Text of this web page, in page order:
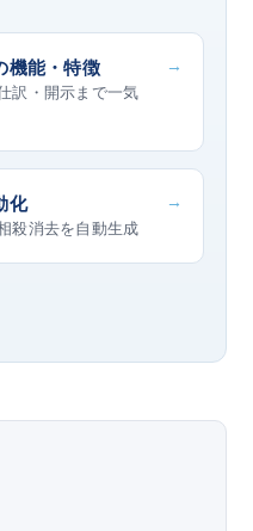
機能・特徴
訳・開示まで一気
→
化
殺消去を自動生成
→